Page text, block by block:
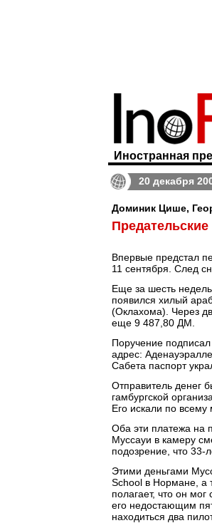
Иностранная
20 декабря
Доминик Цише,
Впервые предстал
11 сентября. След
Еще за шесть
появился хилый
(Оклахома). Через
еще 9 487,80 ДМ.
Поручение
адрес:
Сабета паспорт
Отправитель денег
гамбургской
Его искали по всему
Оба эти платежа на
Муссауи в камеру
подозрение, что 33-
Этими деньгами
School в Нормане, а
полагает, что он
его недостающим
находиться два